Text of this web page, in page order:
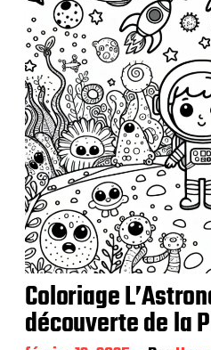
a
t
i
o
n
Coloriage
découverte de la